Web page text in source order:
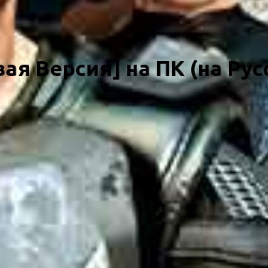
Версия] на ПК (на